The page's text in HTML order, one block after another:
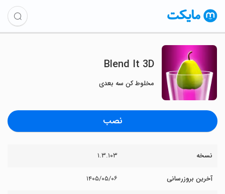
Blend It 3D
مخلوط کن سه بعدی
نصب
نسخه ۱.۳.۱۰۳
آخرین بروزرسانی ۱۴۰۵/۰۵/۰۶